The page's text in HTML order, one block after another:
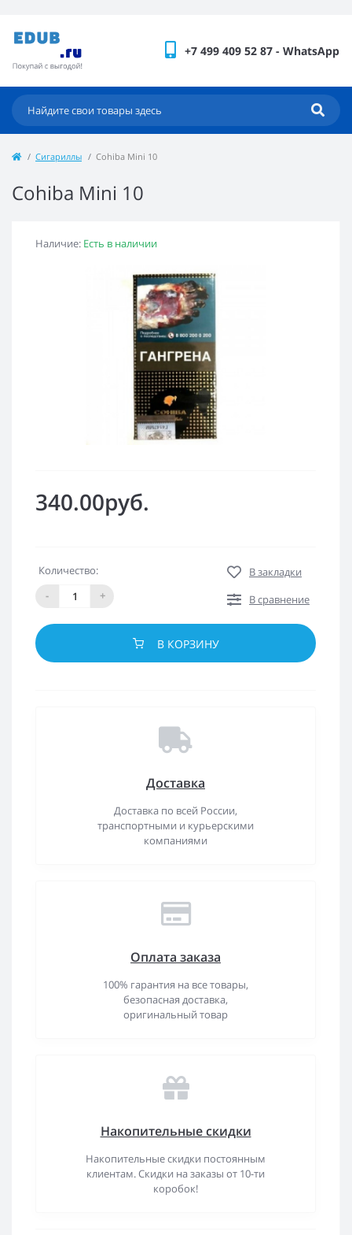
+7 499 409 52 87 - WhatsApp
Сигариллы Cohiba Mini 10
Cohiba Mini 10
Наличие: Есть в наличии
340.00руб.
Количество:
-
+
В закладки
В сравнение
В КОРЗИНУ
Доставка
Доставка по всей России,
транспортными и курьерскими
компаниями
Оплата заказа
100% гарантия на все товары,
безопасная доставка,
оригинальный товар
Накопительные скидки
Накопительные скидки постоянным
клиентам. Скидки на заказы от 10-ти
коробок!